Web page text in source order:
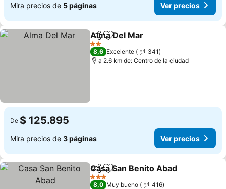
Mira precios de 5 páginas Ver precios
CompartirAgregar a favoritos
Alma Del Mar
2 Estrellas
8,6 Excelente
341
a 2.6 km de: Centro de la ciudad
De $ 125.895
Mira precios de 3 páginas Ver precios
CompartirAgregar a favoritos
Casa San Benito Abad
3 Estrellas
8,0 Muy bueno
416